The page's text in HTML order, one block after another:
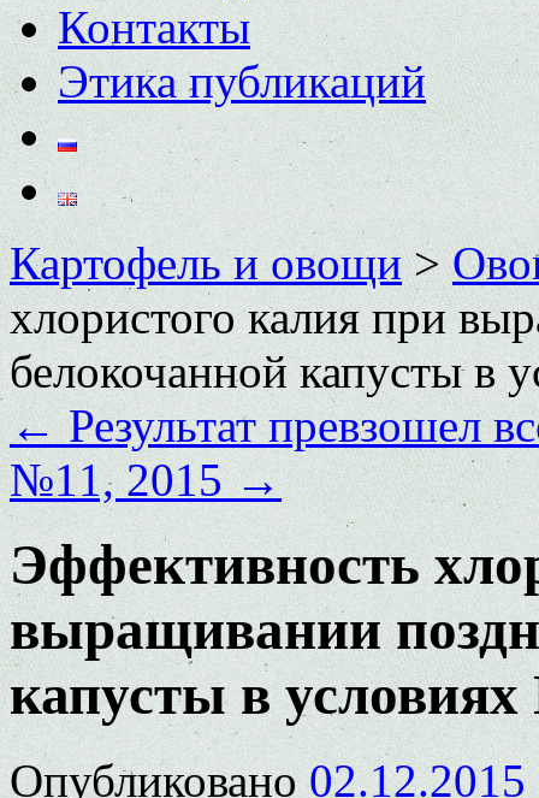
Контакты
Этика публикаций
Картофель и овощи>
хлористого калия при
белокочанной капусты в
←Результат превзошел
№11, 2015→
Эффективность
выращивании
капусты в
Опубликовано 02.12.2015